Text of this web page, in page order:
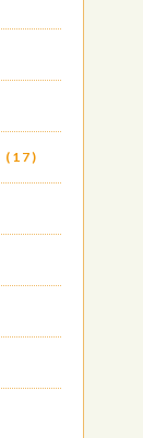
(17)